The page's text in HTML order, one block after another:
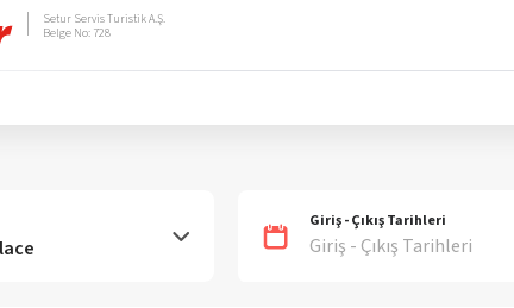
Setur Servis Turistik A.Ş.
Belge No: 728
Giriş - Çıkış Tarihleri
Giriş - Çıkış Tarihleri